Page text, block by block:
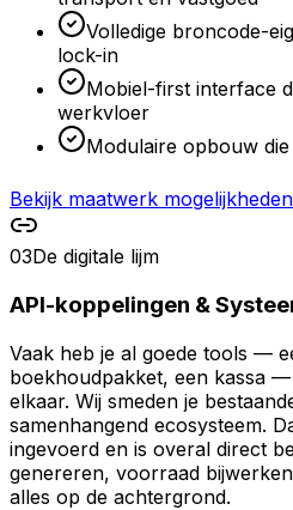
Volledige broncode-
lock-in
Mobiel-first interface
werkvloer
Modulaire opbouw
Bekijk maatwerk mogelijkheden
03De digitale lijm
API-koppelingen &
Vaak heb je al goede tools —
boekhoudpakket, een kassa
elkaar. Wij smeden je
samenhangend ecosysteem.
ingevoerd en is overal direct
genereren, voorraad
alles op de achtergrond.